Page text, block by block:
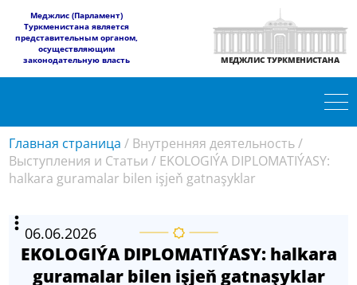
​Меджлис (Парламент)
Туркменистана является
представительным органом,
осуществляющим
законодательную власть
МЕДЖЛИС ТУРКМЕНИСТАНА
Главная страница / Внутренняя деятельность/
Выступления и Статьи / EKOLOGIÝA DIPLOMATIÝASY:
halkara guramalar bilen işjeň gatnaşyklar
06.06.2026
EKOLOGIÝA DIPLOMATIÝASY: halkara
guramalar bilen işjeň gatnaşyklar